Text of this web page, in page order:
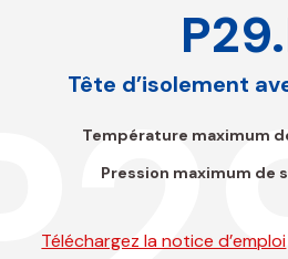
Tête d’isolement
Température maximum
Pression maximum de
Téléchargez la notice d’emploi